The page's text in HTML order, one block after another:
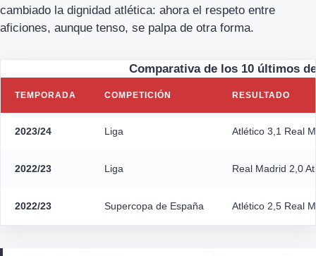
cambiado la dignidad atlética: ahora el respeto entre
aficiones, aunque tenso, se palpa de otra forma.
Comparativa de los 10 últimos
TEMPORADA COMPETICIÓN RESULTADO
2023/24 Liga Atlético 3,1 Real
2022/23 Liga Real Madrid 2,0
2022/23 Supercopa de España Atlético 2,5 Real